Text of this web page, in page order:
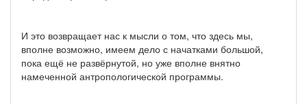
И это возвращает нас к мысли о том, что здесь мы,
вполне возможно, имеем дело с начатками большой,
пока ещё не развёрнутой, но уже вполне внятно
намеченной антропологической программы.